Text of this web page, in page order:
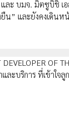
ละ บมจ. มิตซูบิชิ เอ
” และยังคงเดินห